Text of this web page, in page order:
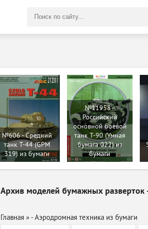
№606 - Средний
танк Т-44 (GPM
319) из бумаги
№11958 -
Российский
основной боевой
танк Т-90 (Умная
бумага 022) из
бумаги
Архив моделей бумажных разверток
Главная »- Аэродромная техника из бумаги